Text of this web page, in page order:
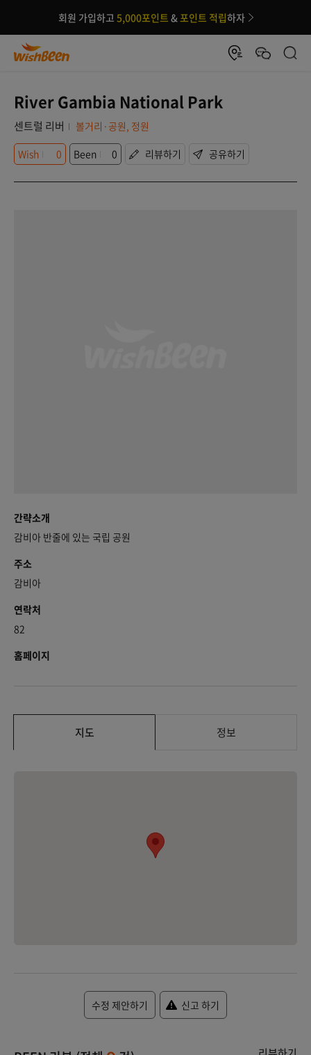
회원 가입하고 5,000포인트 &포인트 적립하자
River Gambia National Park
센트럴 리버
볼거리·공원, 정원
Wish
0 Been 0 리뷰하기 공유하기
간략소개
감비아 반줄에 있는 국립 공원
주소
감비아
연락처
82
홈페이지
지도 정보
수정 제안하기 신고 하기